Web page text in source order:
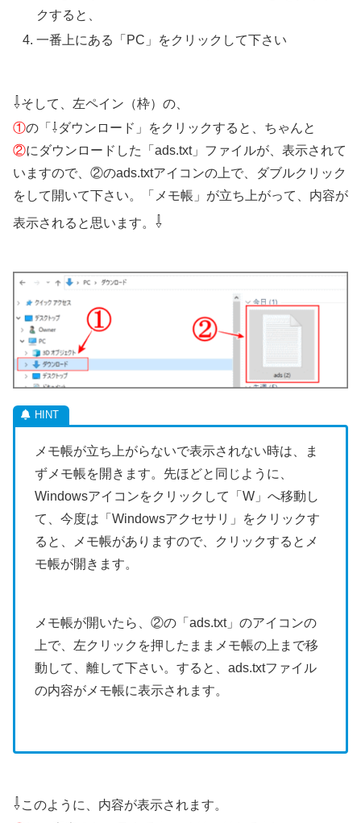
クすると、
一番上にある「PC」をクリックして下さい
⇩そして、左ペイン（枠）の、
①の「⇩ダウンロード」をクリックすると、ちゃんと
②にダウンロードした「ads.txt」ファイルが、表示されて
いますので、②のads.txtアイコンの上で、ダブルクリック
をして開いて下さい。「メモ帳」が立ち上がって、内容が
表示されると思います。 ⇩
メモ帳が立ち上がらないで表示されない時は、ま
ずメモ帳を開きます。先ほどと同じように、
Windowsアイコンをクリックして「W」へ移動し
て、今度は「Windowsアクセサリ」をクリックす
ると、メモ帳がありますので、クリックするとメ
モ帳が開きます。
メモ帳が開いたら、②の「ads.txt」のアイコンの
上で、左クリックを押したままメモ帳の上まで移
動して、離して下さい。すると、ads.txtファイル
の内容がメモ帳に表示されます。
⇩このように、内容が表示されます。